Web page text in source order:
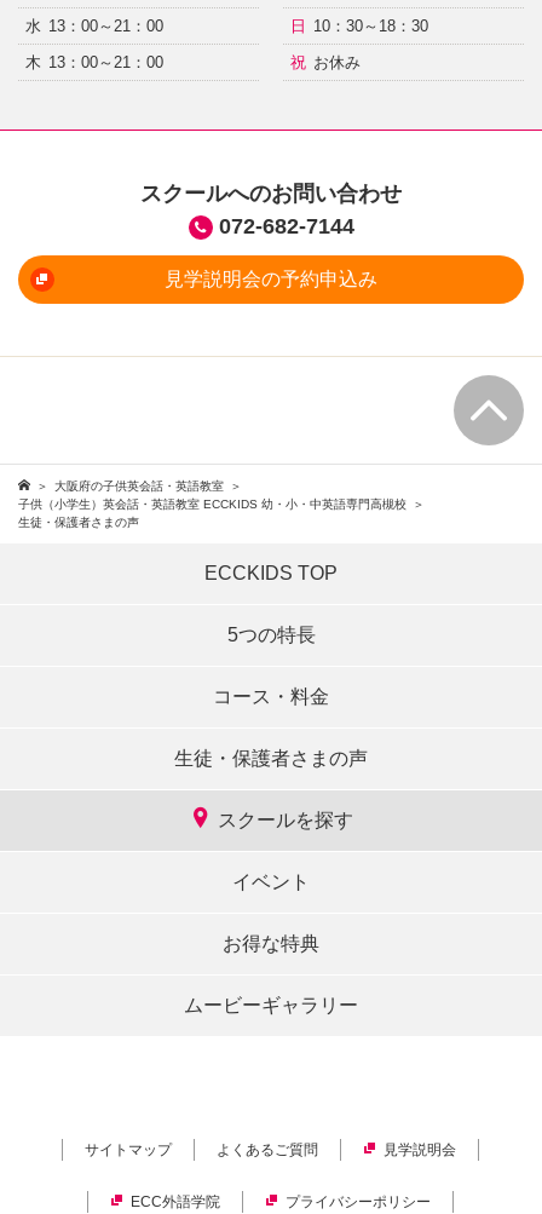
水 13：00～21：00
木 13：00～21：00
日
10：30～18：30
祝 お休み
スクールへのお問い合わせ
072-682-7144
見学説明会の予約申込み
大阪府の子供英会話・英語教室
子供（小学生）英会話・英語教室 ECCKIDS 幼・小・中英語専門高槻校
生徒・保護者さまの声
ECCKIDS TOP
5つの特長
コース・料金
生徒・保護者さまの声
スクールを探す
イベント
お得な特典
ムービーギャラリー
サイトマップ よくあるご質問 見学説明会
ECC外語学院 プライバシーポリシー